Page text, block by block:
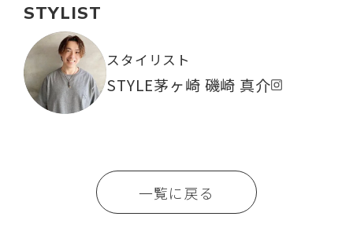
STYLIST
スタイリスト
STYLE茅ヶ崎 磯崎 真介
一覧に戻る